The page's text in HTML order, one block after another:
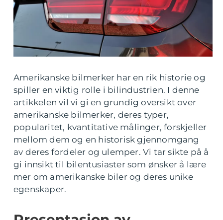
Amerikanske bilmerker har en rik historie og
spiller en viktig rolle i bilindustrien. I denne
artikkelen vil vi gi en grundig oversikt over
amerikanske bilmerker, deres typer,
popularitet, kvantitative målinger, forskjeller
mellom dem og en historisk gjennomgang
av deres fordeler og ulemper. Vi tar sikte på å
gi innsikt til bilentusiaster som ønsker å lære
mer om amerikanske biler og deres unike
egenskaper.